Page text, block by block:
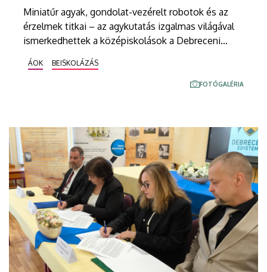
Miniatűr agyak, gondolat-vezérelt robotok és az
érzelmek titkai – az agykutatás izgalmas világával
ismerkedhettek a középiskolások a Debreceni
Agykutatás Hetén a diákok előadásokat hallhattak
többek között az AI korának organoidjairól, az
irányíthatjuk elménkkel a robotokat. A többnapos
rendezvényen az érdeklődők az egyetem
idegtudományi és robotikai kutatásokkal
foglalkozó laboratóriumainak munkájába is
betekinthettek.
ÁOK BEISKOLÁZÁS
FOTÓGALÉRIA